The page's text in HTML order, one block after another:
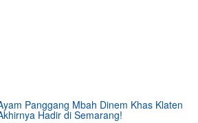
Panggang Mbah Dinem Khas Klaten
Hadir di Semarang!